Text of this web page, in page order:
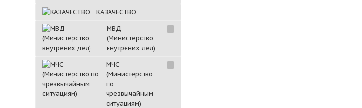
КАЗАЧЕСТВО
МВД
(Министерство
внутрених дел)
МЧС
(Министерство
по
чрезвычайным
ситуациям)